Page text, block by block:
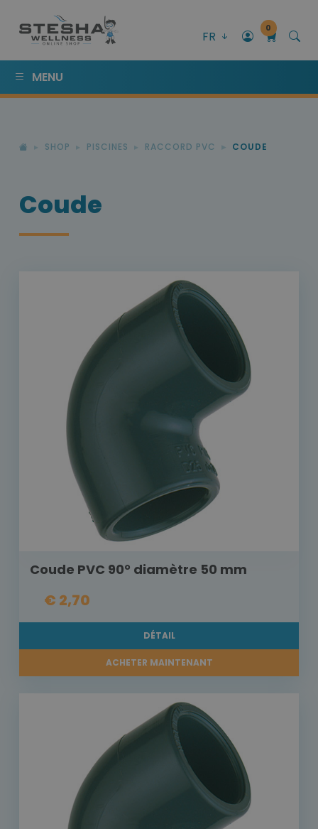
FR
0
MENU
SHOP PISCINES RACCORD PVC COUDE
Coude
Coude PVC 90° diamètre 50 mm
€ 2,70
DÉTAIL
ACHETER MAINTENANT